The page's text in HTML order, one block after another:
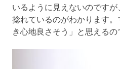
いるように見えないのです
捻れているのがわかります
き心地良さそう」と思えるの